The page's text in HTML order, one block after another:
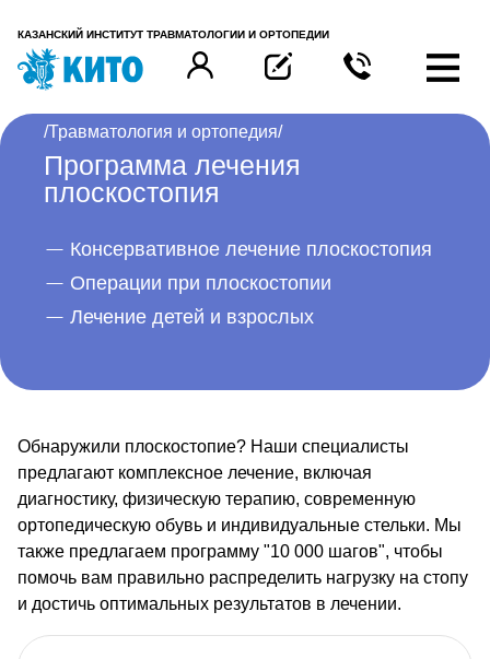
КАЗАНСКИЙ ИНСТИТУТ ТРАВМАТОЛОГИИ И ОРТОПЕДИИ
/Травматология и ортопедия/
Программа лечения
плоскостопия
Консервативное лечение плоскостопия
Операции при плоскостопии
Лечение детей и взрослых
Обнаружили плоскостопие? Наши специалисты
предлагают комплексное лечение, включая
диагностику, физическую терапию, современную
ортопедическую обувь и индивидуальные стельки. Мы
также предлагаем программу "10 000 шагов", чтобы
помочь вам правильно распределить нагрузку на стопу
и достичь оптимальных результатов в лечении.